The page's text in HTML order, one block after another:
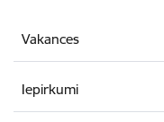
Vakances
Iepirkumi